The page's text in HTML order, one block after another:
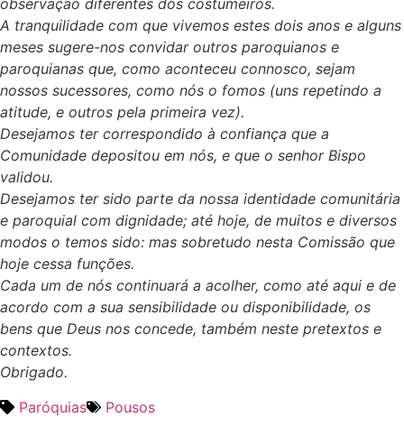
observação diferentes dos costumeiros.
A tranquilidade com que vivemos estes dois anos e alguns
meses sugere-nos convidar outros paroquianos e
paroquianas que, como aconteceu connosco, sejam
nossos sucessores, como nós o fomos (uns repetindo a
atitude, e outros pela primeira vez).
Desejamos ter correspondido à confiança que a
Comunidade depositou em nós, e que o senhor Bispo
validou.
Desejamos ter sido parte da nossa identidade comunitária
e paroquial com dignidade; até hoje, de muitos e diversos
modos o temos sido: mas sobretudo nesta Comissão que
hoje cessa funções.
Cada um de nós continuará a acolher, como até aqui e de
acordo com a sua sensibilidade ou disponibilidade, os
bens que Deus nos concede, também neste pretextos e
contextos.
Obrigado.
Paróquias
Pousos